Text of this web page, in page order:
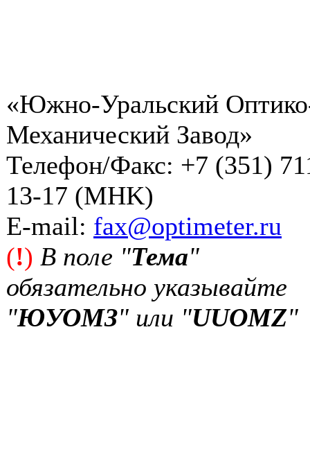
«Южно-Уральский
Механический Завод»
Телефон/Факс: +7 (351)
13-17 (MHK)
Е-mail: fax@optimeter.ru
(!) В поле "Тема"
обязательно указывайте
"ЮУОМЗ" или "UUOMZ"